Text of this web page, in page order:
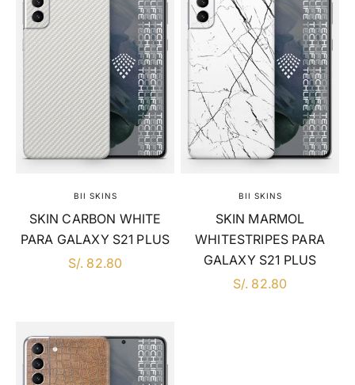
BII SKINS
SKIN CARBON WHITE
PARA GALAXY S21 PLUS
EN DSCTO
S/. 82.80
BII SKINS
SKIN MARMOL
WHITESTRIPES PARA
GALAXY S21 PLUS
EN DSCTO
S/. 82.80